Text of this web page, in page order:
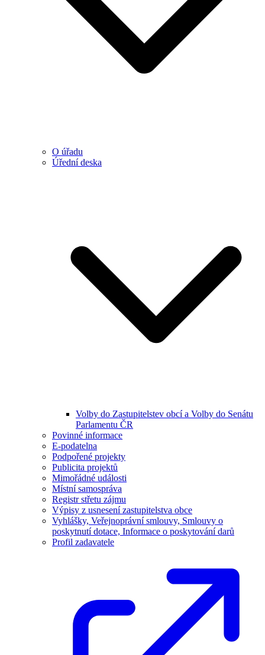
O úřadu
Úřední deska
Volby do Zastupitelstev obcí a Volby do Senátu
Parlamentu ČR
Povinné informace
E-podatelna
Podpořené projekty
Publicita projektů
Mimořádné události
Místní samospráva
Registr střetu zájmu
Výpisy z usnesení zastupitelstva obce
Vyhlášky, Veřejnoprávní smlouvy, Smlouvy o
poskytnutí dotace, Informace o poskytování darů
Profil zadavatele